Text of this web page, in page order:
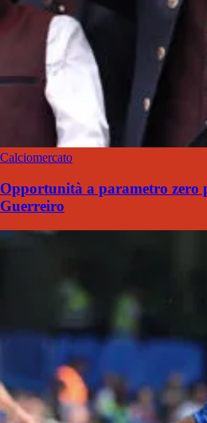
Calciomercato
Opportunità a parametro zero
Guerreiro